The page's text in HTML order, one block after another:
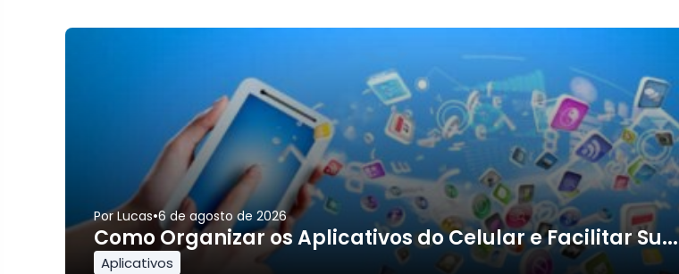
PorLucas•6 de agosto de 2026
Como Organizar os Aplicativos do Celular e Facilitar Su...
Aplicativos